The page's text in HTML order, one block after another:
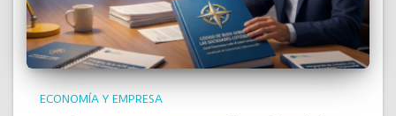
ECONOMÍA Y EMPRESA